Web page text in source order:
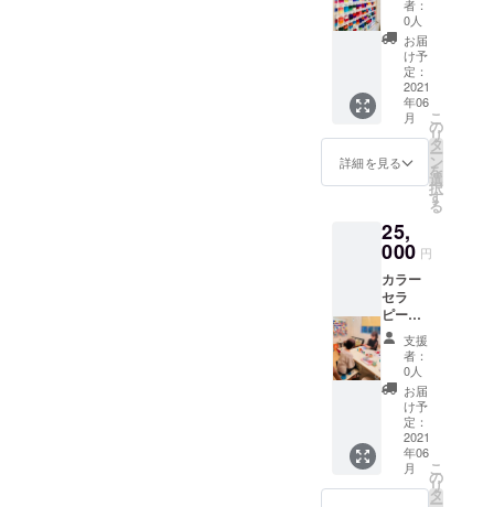
な仕事
です
が、で
は、そ
のため
にどう
すれば
よいの
うか？
こちら
テキス
トの中
に、そ
の答え
があり
ます。
備考：
「All in
方式」
必ず実
行しま
す。
ついて
も、 こ
ちらの
EBOOK
テキス
トで、
初心者
の方に
りやす
くお伝
す。 備
考：
「All in
方式」
必ず実
行しま
す。
「誰
に」
「何
を」
「どの
よう
に」伝
える
か？が
「All in
方式」
行しま
す。
ラピー
をベー
スのオ
リジナ
ルで
す。 あ
なたが
選んだ
選んだ
読み解
いてい
す。 オ
ンライ
ン
ZOOM
で、受
講され
る日時
を、調
整して
提供し
ます。
他の方
と日程
（PDF
）提供
と カ
ラーセ
ラピー
コンサ
ルテー
ション
90分×１
回（予
マン
ツーマ
ンで提
供） オ
ンライ
ン
ZOOM
で受講
日時を
調整し
てご提
供しま
す。 英
国オー
ラソー
マのカ
者：
0人
お届
け予
定：
2021
年06
月
詳細を見る
こ
の
リ
タ
ー
ン
を
選
択
す
る
25,
000 円
カラー
セラ
ピーコ
ンサル
テー
ション
90分×3
回セッ
ト（予
約制）
（個別
マン
ツーマ
支援
者：
0人
お届
け予
定：
2021
年06
月
こ
の
リ
タ